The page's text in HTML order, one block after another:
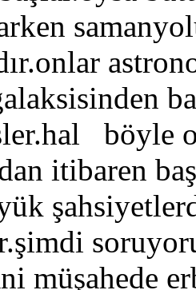
böyle
itibaren
müşahede